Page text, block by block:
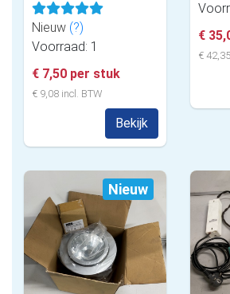
Nieuw (?)
Voorraad: 1
€ 7,50 per stuk
€ 9,08 incl. BTW
Bekijk
€
€
Nieuw